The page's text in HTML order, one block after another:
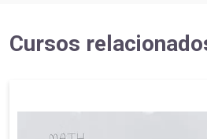
Cursos